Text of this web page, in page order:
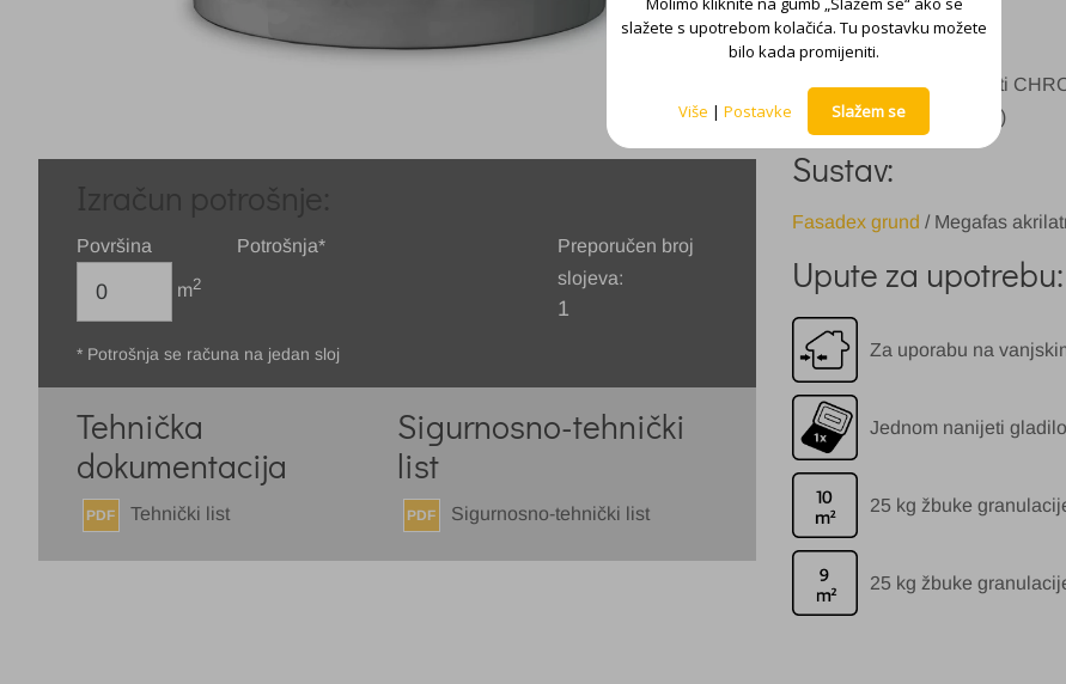
Površina
m2
Potrošnja*
Preporučen broj
slojeva:
1
* Potrošnja se računa na jedan sloj
Tehnička
dokumentacija
PDF Tehnički list
Sigurnosno-tehnički
list
PDF Sigurnosno-tehnički list
Nijanse:
Pastelni tonovi iz ton karti
(CHROMOMIX SUSTAV)
Sustav:
Fasadex grund / Megafas
Upute za upotrebu:
Za uporabu na
Jednom nanijeti
25 kg žbuke
25 kg žbuke
slažete s upotrebom kolačića. Tu postavku možete
bilo kada promijeniti.
Više | Postavke Slažem se